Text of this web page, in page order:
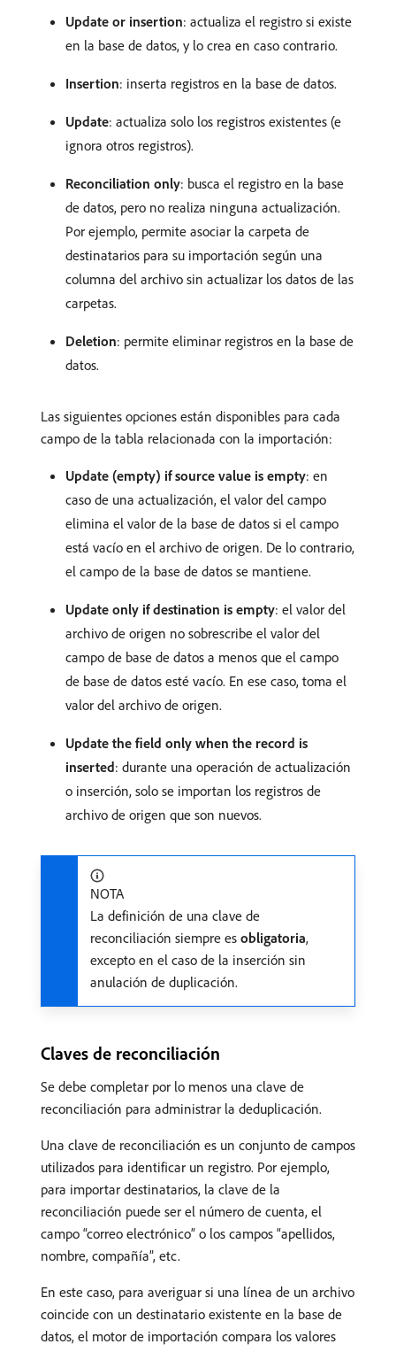
Update or insertion: actualiza el registro si existe
en la base de datos, y lo crea en caso contrario.
Insertion: inserta registros en la base de datos.
Update: actualiza solo los registros existentes (e
ignora otros registros).
Reconciliation only: busca el registro en la base
de datos, pero no realiza ninguna actualización.
Por ejemplo, permite asociar la carpeta de
destinatarios para su importación según una
columna del archivo sin actualizar los datos de las
carpetas.
Deletion: permite eliminar registros en la base de
datos.
Las siguientes opciones están disponibles para cada
campo de la tabla relacionada con la importación:
Update (empty) if source value is empty: en
caso de una actualización, el valor del campo
elimina el valor de la base de datos si el campo
está vacío en el archivo de origen. De lo contrario,
el campo de la base de datos se mantiene.
Update only if destination is empty: el valor del
archivo de origen no sobrescribe el valor del
campo de base de datos a menos que el campo
de base de datos esté vacío. En ese caso, toma el
valor del archivo de origen.
Update the field only when the record is
inserted: durante una operación de actualización
o inserción, solo se importan los registros de
archivo de origen que son nuevos.
NOTA
La definición de una clave de
reconciliación siempre es obligatoria,
excepto en el caso de la inserción sin
anulación de duplicación.
Claves de reconciliación
Se debe completar por lo menos una clave de
reconciliación para administrar la deduplicación.
Una clave de reconciliación es un conjunto de campos
utilizados para identificar un registro. Por ejemplo,
para importar destinatarios, la clave de la
reconciliación puede ser el número de cuenta, el
campo “correo electrónico” o los campos “apellidos,
nombre, compañía”, etc.
En este caso, para averiguar si una línea de un archivo
coincide con un destinatario existente en la base de
datos, el motor de importación compara los valores